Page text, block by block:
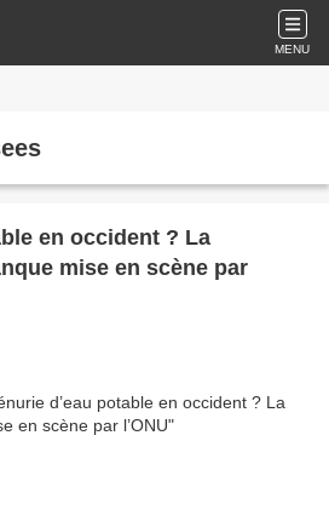
MENU
en occident ? La
mise en scène par